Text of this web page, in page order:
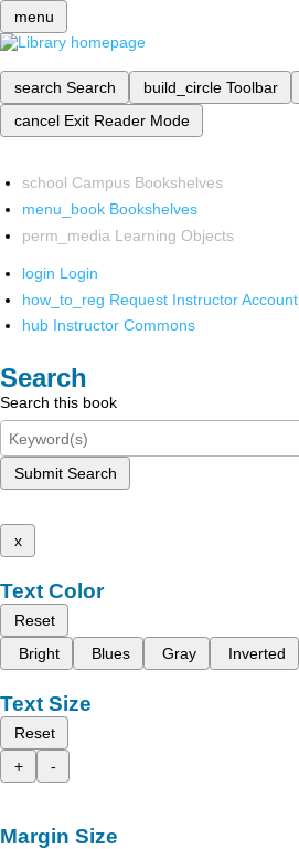
menu
search Search build_circle Toolbar
cancel Exit Reader Mode
school Campus Bookshelves
menu_book Bookshelves
perm_media Learning Objects
login Login
how_to_reg Request Instructor Account
hub Instructor Commons
Search
Search this book
Submit Search
x
Text Color
Reset
Bright
Blues Gray Inverted
Text Size
Reset
+
-
Margin Size